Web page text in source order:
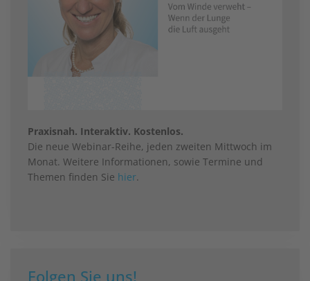
Praxisnah. Interaktiv. Kostenlos.
Die neue Webinar-Reihe, jeden zweiten Mittwoch im
Monat. Weitere Informationen, sowie Termine und
Themen finden Sie hier.
Folgen Sie uns!